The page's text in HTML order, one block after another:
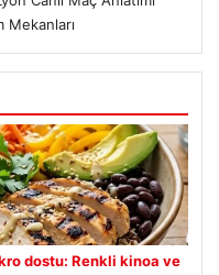
Mekanları
dostu: Renkli kinoa ve